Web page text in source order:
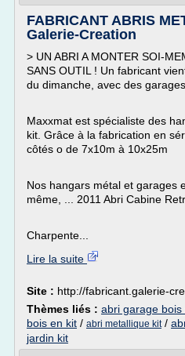
FABRICANT ABRIS
Galerie-Creation
> UN ABRI A MONTER SOI-
SANS OUTIL ! Un fabricant
du dimanche, avec des
Maxxmat est spécialiste des
kit. Grâce à la fabrication en
côtés o de 7x10m à 10x25m
Nos hangars métal et garages
même, ... 2011 Abri Cabine
Charpente...
Lire la suite
Site : http://fabricant.galerie-
Thèmes liés : abri garage bois
bois en kit / abri metallique kit/
jardin kit